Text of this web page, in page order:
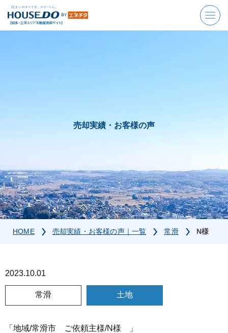
売却実績・お客様の声
HOME 売却実績・お客様の声｜一覧 常滑 N様
2023.10.01
常滑 土地
「地域/常滑市 ご依頼主様/N様 」